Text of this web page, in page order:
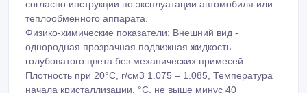
согласно инструкции по эксплуатации автомобиля или
теплообменного аппарата.
Физико-химические показатели: Внешний вид -
однородная прозрачная подвижная жидкость
голубоватого цвета без механических примесей.
Плотность при 20°С, г/см3 1.075 – 1.085, Температура
начала кристаллизации, °С, не выше минус 40